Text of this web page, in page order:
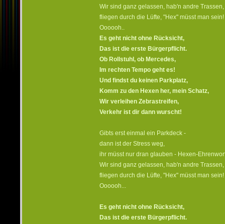
Wir sind ganz gelassen, hab'n andre Trassen,
fliegen durch die Lüfte, "Hex" müsst man sein!
Oooooh..
Es geht nicht ohne Rücksicht,
Das ist die erste Bürgerpflicht.
Ob Rollstuhl, ob Mercedes,
Im rechten Tempo geht es!
Und findst du keinen Parkplatz,
Komm zu den Hexen her, mein Schatz,
Wir verleihen Zebrastreifen,
Verkehr ist dir dann wurscht!
Gibts erst einmal ein Parkdeck -
dann ist der Stress weg,
ihr müsst nur dran glauben - Hexen-
Wir sind ganz gelassen, hab'n andre Trassen,
fliegen durch die Lüfte, "Hex" müsst man sein!
Oooooh...
Es geht nicht ohne Rücksicht,
Das ist die erste Bürgerpflicht.